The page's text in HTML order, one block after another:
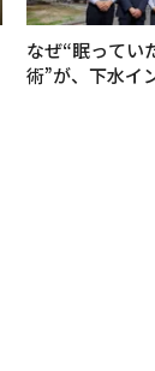
なぜ“眠ってい
術”が、下水イ